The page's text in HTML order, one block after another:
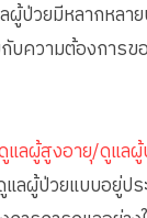
ป่วยมีหลากหลาย
บความต้องการ
แลผู้สูงอายุ/ดูแลผู้
ลผู้ป่วยแบบอยู่ปร